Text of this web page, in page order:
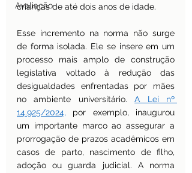
Avaliação
crianças de até dois anos de idade.
Esse incremento na norma não surge
de forma isolada. Ele se insere em um
processo mais amplo de construção
legislativa voltado à redução das
desigualdades enfrentadas por mães
no ambiente universitário. A Lei nº
14.925/2024, por exemplo, inaugurou
um importante marco ao assegurar a
prorrogação de prazos acadêmicos em
casos de parto, nascimento de filho,
adoção ou guarda judicial. A norma